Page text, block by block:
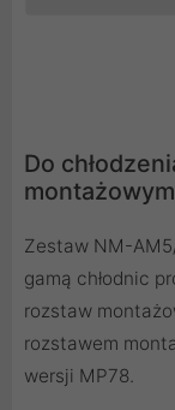
Do
Zestaw NM-
gamą chłodnic
rozstaw
rozstawem
wersji MP78.